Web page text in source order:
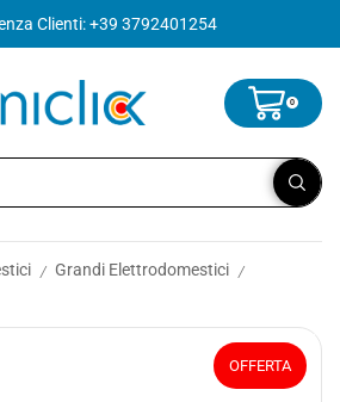
Clienti: +39 3792401254
0
/ Grandi Elettrodomestici /
OFFERTA